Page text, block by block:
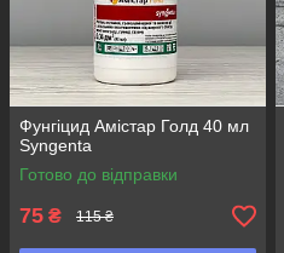
Фунгіцид Амістар Голд 40 мл
Syngenta
Готово до відправки
75 ₴ 115 ₴